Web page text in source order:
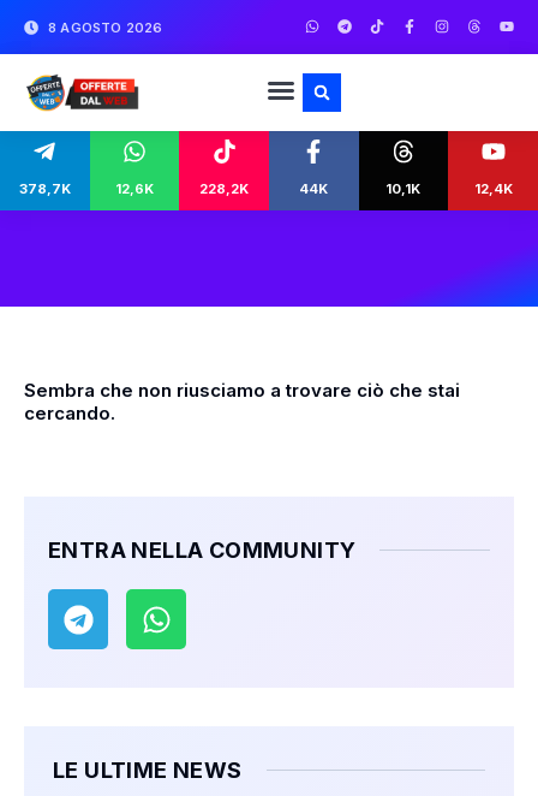
8 AGOSTO 2026
378,7K 12,6K 228,2K 44K 10,1K 12,4K
Sembra che non riusciamo a trovare ciò che stai
cercando.
ENTRA NELLA COMMUNITY
LE ULTIME NEWS